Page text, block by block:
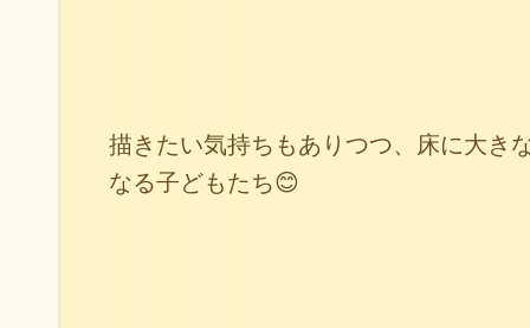
描きたい気持ちもありつつ、床に大き
なる子どもたち😊